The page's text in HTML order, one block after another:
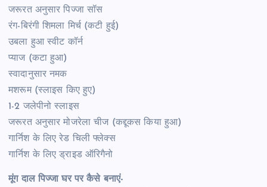
जरूरत अनुसार पिज्जा सॉस
रंग-बिरंगी शिमला मिर्च (कटी हुई)
उबला हुआ स्वीट कॉर्न
प्याज (कटा हुआ)
स्वादानुसार नमक
मशरूम (स्लाइस किए हुए)
1-2 जलेपीनो स्लाइस
जरूरत अनुसार मोजरेला चीज (कद्दूकस किया हुआ)
गार्निश के लिए रेड चिली फ्लेक्स
गार्निश के लिए ड्राइड ऑरिगैनो
मूंग दाल पिज्जा घर पर कैसे बनाएं-